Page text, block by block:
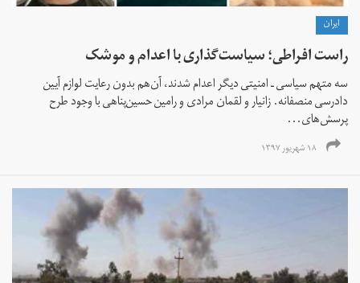
ايران
راست افراطی؛ سیاست‌گذاری با اعدام و موشک
سه متهم سیاسی ـ امنیتی دیگر اعدام شدند، آن‌هم بدون رعایت لوازم آیین
دادرسی منصفانه. زانیار و لقمان مرادی و رامین حسین‌پناهی با وجود طرح
پرسش‌های...
۱۸ شهریور ۱۳۹۷